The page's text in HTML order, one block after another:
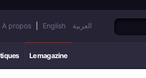
A propos English العربية
Le magazine